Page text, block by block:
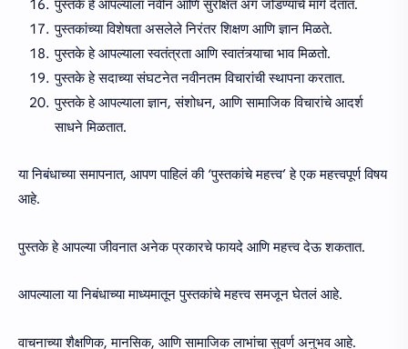
पुस्तके हे आपल्याला नवीन आणि सुरक्षित अंग जोडण्याचे मार्ग देतात.
पुस्तकांच्या विशेषता असलेले निरंतर शिक्षण आणि ज्ञान मिळते.
पुस्तके हे आपल्याला स्वतंत्रता आणि स्वातंत्र्याचा भाव मिळतो.
पुस्तके हे सदाच्या संघटनेत नवीनतम विचारांची स्थापना करतात.
पुस्तके हे आपल्याला ज्ञान, संशोधन, आणि सामाजिक विचारांचे आदर्श
साधने मिळतात.
या निबंधाच्या समापनात, आपण पाहिलं की ‘पुस्तकांचे महत्त्व’ हे एक महत्त्वपूर्ण विषय
आहे.
पुस्तके हे आपल्या जीवनात अनेक प्रकारचे फायदे आणि महत्त्व देऊ शकतात.
आपल्याला या निबंधाच्या माध्यमातून पुस्तकांचे महत्त्व समजून घेतलं आहे.
वाचनाच्या शैक्षणिक, मानसिक, आणि सामाजिक लाभांचा सुवर्ण अनुभव आहे.